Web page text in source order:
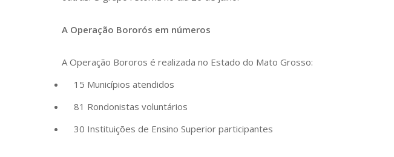
A Operação Bororós em números
A Operação Bororos é realizada no Estado do Mato Grosso:
15 Municípios atendidos
81 Rondonistas voluntários
30 Instituições de Ensino Superior participantes